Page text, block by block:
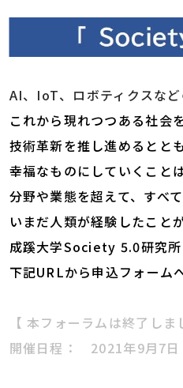
AI、IoT、ロボティクスなど
これから現れつつある社会
技術革新を推し進めるとと
幸福なものにしていくこと
分野や業態を超えて、すべ
いまだ人類が経験したこと
成蹊大学Society 5.0研究所
下記URLから申込フォーム
【 本フォーラムは終了しま
開催日程： 2021年9月7